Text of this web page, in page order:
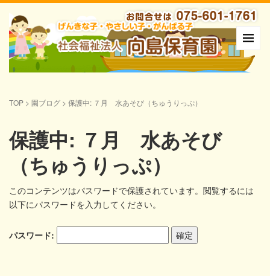
TOP > 園ブログ > 保護中: ７月 水あそび（ちゅうりっぷ）
保護中: ７月 水あそび
（ちゅうりっぷ）
このコンテンツはパスワードで保護されています。閲覧するには
以下にパスワードを入力してください。
パスワード: